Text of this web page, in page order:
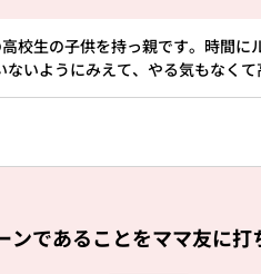
校生の子供を持っ親です。時間
ないようにみえて、やる気もなく
ンであることをママ友に打